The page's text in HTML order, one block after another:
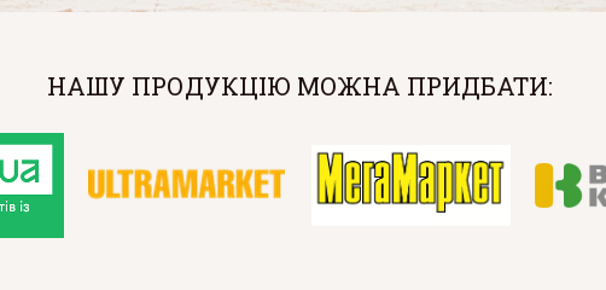
НАШУ ПРОДУКЦІЮ МОЖНА ПРИДБАТИ: